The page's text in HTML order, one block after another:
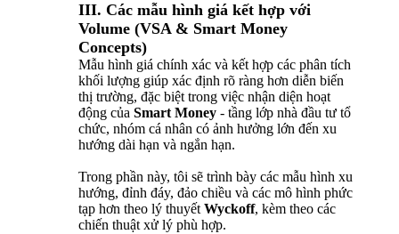
III. Các mẫu hình giá kết hợp với
Volume (VSA & Smart Money
Concepts)
Mẫu hình giá chính xác và kết hợp các phân tích
khối lượng giúp xác định rõ ràng hơn diễn biến
thị trường, đặc biệt trong việc nhận diện hoạt
động của Smart Money - tầng lớp nhà đầu tư tổ
chức, nhóm cá nhân có ảnh hưởng lớn đến xu
hướng dài hạn và ngắn hạn.
Trong phần này, tôi sẽ trình bày các mẫu hình xu
hướng, đỉnh đáy, đảo chiều và các mô hình phức
tạp hơn theo lý thuyết Wyckoff, kèm theo các
chiến thuật xử lý phù hợp.